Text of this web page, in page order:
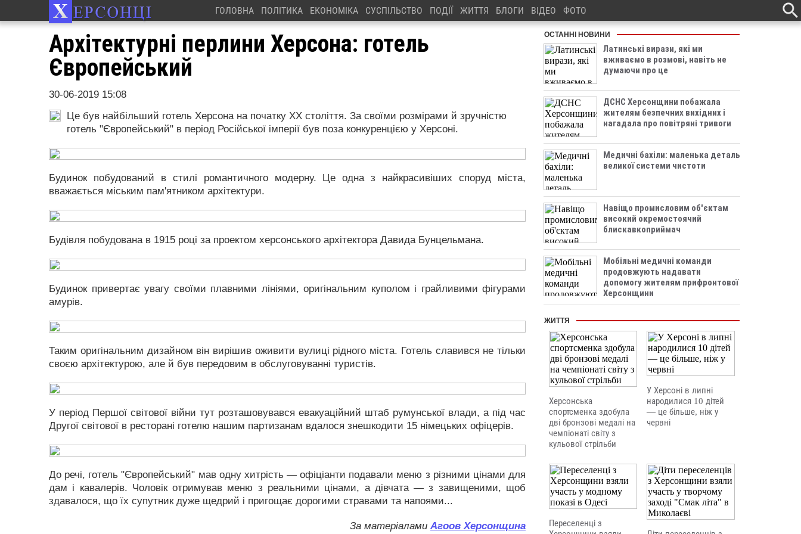
ГОЛОВНА ПОЛІТИКА ЕКОНОМІКА СУСПІЛЬСТВО ПОДІЇ ЖИТТЯ БЛОГИ ВІДЕО ФОТО
Архітектурні перлини Херсона: готель
Європейський
30-06-2019 15:08
Це був найбільший готель Херсона на початку ХХ століття. За своїми розмірами й зручністю
готель "Європейський" в період Російської імперії був поза конкуренцією у Херсоні.
Будинок побудований в стилі романтичного модерну. Це одна з найкрасивіших споруд міста,
вважається міським пам'ятником архітектури.
Будівля побудована в 1915 році за проектом херсонського архітектора Давида Бунцельмана.
Будинок привертає увагу своїми плавними лініями, оригінальним куполом і грайливими фігурами
амурів.
Таким оригінальним дизайном він вирішив оживити вулиці рідного міста. Готель славився не тільки
своєю архітектурою, але й був передовим в обслуговуванні туристів.
У період Першої світової війни тут розташовувався евакуаційний штаб румунської влади, а під час
Другої світової в ресторані готелю нашим партизанам вдалося знешкодити 15 німецьких офіцерів.
До речі, готель "Європейський" мав одну хитрість — офіціанти подавали меню з різними цінами для
дам і кавалерів. Чоловік отримував меню з реальними цінами, а дівчата — з завищеними, щоб
здавалося, що їх супутник дуже щедрий і пригощає дорогими стравами та напоями...
За матеріалами Агоов Херсонщина
ОСТАННІ НОВИНИ
Латинські вирази, які ми
вживаємо в розмові, навіть не
думаючи про це
ДСНС Херсонщини побажала
жителям безпечних вихідних і
нагадала про повітряні тривоги
Медичні бахіли: маленька деталь
великої системи чистоти
Навіщо промисловим об'єктам
високий окремостоячий
блискавкоприймач
Мобільні медичні команди
продовжують надавати
допомогу жителям прифронтової
Херсонщини
ЖИТТЯ
Херсонська
спортсменка здобула
дві бронзові медалі на
чемпіонаті світу з
кульової стрільби
У Херсоні в липні
народилися 10 дітей
— це більше, ніж у
червні
Переселенці з